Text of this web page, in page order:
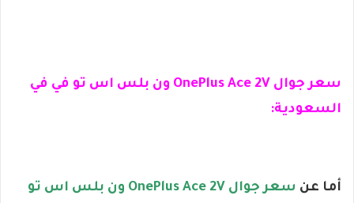
سعر جوال OnePlus Ace 2V ون بلس اس تو في في
السعودية:
أما عن
سعر جوال OnePlus Ace 2V ون بلس اس تو